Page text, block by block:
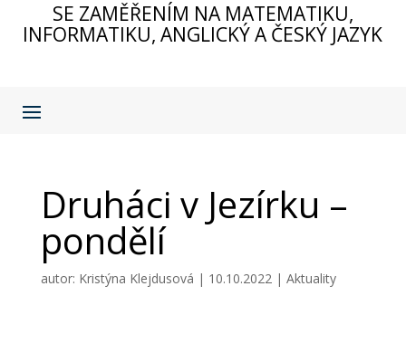
SE ZAMĚŘENÍM NA MATEMATIKU,
INFORMATIKU, ANGLICKÝ A ČESKÝ JAZYK
Druháci v Jezírku –
pondělí
autor: Kristýna Klejdusová | 10.10.2022| Aktuality